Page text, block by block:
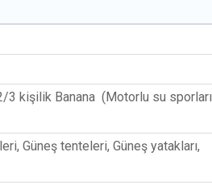
3 kişilik Banana (Motorlu su sporları
Güneş tenteleri, Güneş yatakları,